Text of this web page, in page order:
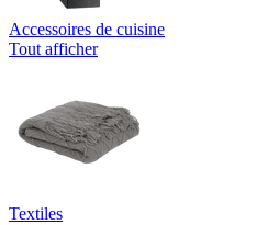
Accessoires de cuisine
Tout afficher
Textiles